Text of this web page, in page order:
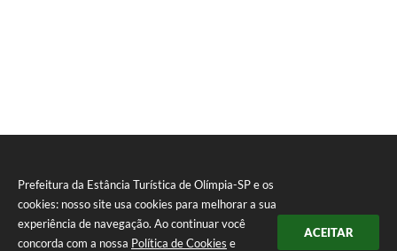
Prefeitura da Estância Turística de Olímpia-SP e os
cookies: nosso site usa cookies para melhorar a sua
experiência de navegação. Ao continuar você
concorda com a nossa Política de Cookies e
ACEITAR